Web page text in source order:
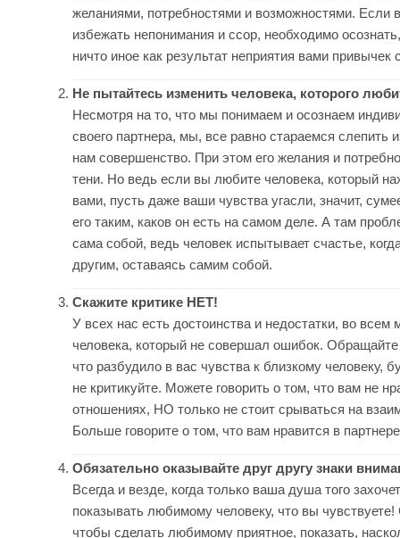
желаниями, потребностями и возможностями. Если
избежать непонимания и ссор, необходимо
ничто иное как результат неприятия вами привычек
Не пытайтесь изменить человека, которого
Несмотря на то, что мы понимаем и осознаем
своего партнера, мы, все равно стараемся слепить
нам совершенство. При этом его желания и
тени. Но ведь если вы любите человека, который
вами, пусть даже ваши чувства угасли, значит,
его таким, каков он есть на самом деле. А там
сама собой, ведь человек испытывает счастье,
другим, оставаясь самим собой.
Скажите критике НЕТ!
У всех нас есть достоинства и недостатки, во всем
человека, который не совершал ошибок.
что разбудило в вас чувства к близкому человеку,
не критикуйте. Можете говорить о том, что вам не
отношениях, НО только не стоит срываться на
Больше говорите о том, что вам нравится в
Обязательно оказывайте друг другу знаки
Всегда и везде, когда только ваша душа того
показывать любимому человеку, что вы
чтобы сделать любимому приятное, показать,